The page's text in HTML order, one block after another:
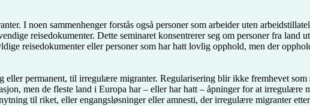
I noen sammenhenger forstås også personer som arbeider uten
reisedokumenter. Dette seminaret konsentrerer seg om personer fra land
reisedokumenter eller personer som har hatt lovlig opphold, men der
permanent, til irregulære migranter. Regularisering blir ikke fremhevet som
men de fleste land i Europa har – eller har hatt – åpninger for at irregulære
til riket, eller engangsløsninger eller amnesti, der irregulære migranter